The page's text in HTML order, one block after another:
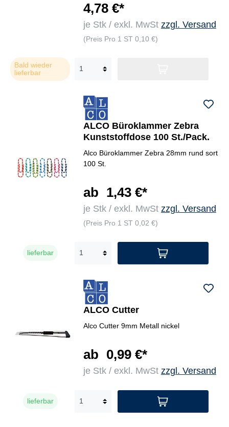
4,78 €*
je Stk / exkl. MwSt zzgl. Versand
(Preis Pro 1 ST 0,10 €)
Bald wieder
lieferbar
ALCO Büroklammer Zebra
Kunststoffdose 100 St./Pack.
Alco Büroklammer Zebra 28mm rund sort
100 St.
ab 1,43 €*
je Stk / exkl. MwSt zzgl. Versand
(Preis Pro 1 ST 0,02 €)
lieferbar
ALCO Cutter
Alco Cutter 9mm Metall nickel
ab 0,99 €*
je Stk / exkl. MwSt zzgl. Versand
lieferbar